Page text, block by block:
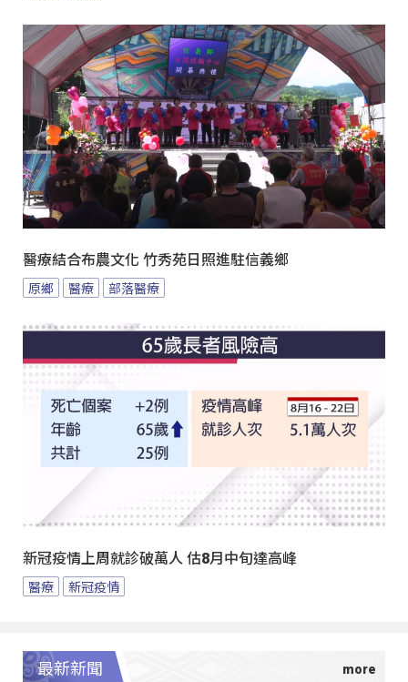
醫療結合布農文化 竹秀苑日照進駐信義鄉
原鄉 醫療 部落醫療
新冠疫情上周就診破萬人 估8月中旬達高峰
醫療 新冠疫情
最新新聞